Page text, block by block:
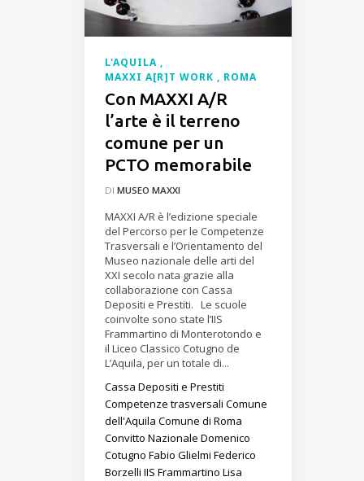
L'AQUILA
MAXXI A[R]T WORK
ROMA
Con MAXXI A/R
l’arte è il terreno
comune per un
PCTO memorabile
DI MUSEO MAXXI
MAXXI A/R è l’edizione speciale
del Percorso per le Competenze
Trasversali e l’Orientamento del
Museo nazionale delle arti del
XXI secolo nata grazie alla
collaborazione con Cassa
Depositi e Prestiti. Le scuole
coinvolte sono state l’IIS
Frammartino di Monterotondo e
il Liceo Classico Cotugno de
L’Aquila, per un totale di...
Cassa Depositi e Prestiti
Competenze trasversali Comune
dell'Aquila Comune di Roma
Convitto Nazionale Domenico
Cotugno Fabio Glielmi Federico
Borzelli IIS Frammartino Lisa